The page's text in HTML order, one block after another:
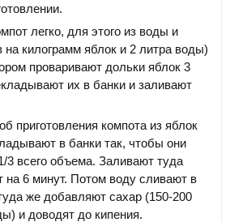
легко, для этого из воды и
на килограмм яблок и 2 литра воды)
проваривают дольки яблок 3
их в банки и заливают
приготовления компота из яблок
в банки так, чтобы они
3 всего объема. Заливают туда
на 6 минут. Потом воду сливают в
же добавляют сахар (150-200
и доводят до кипения.